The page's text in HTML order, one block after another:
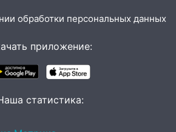
света
подвела итоги
заблокировано
в Ульяновске
обработки персональных данных
приложение:
статистика: